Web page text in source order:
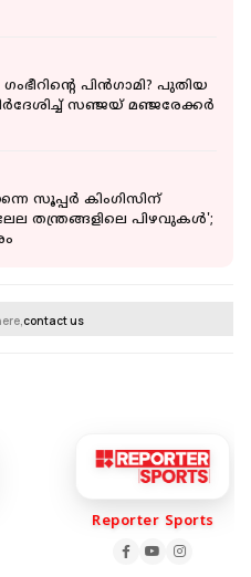
പിൻഗാമി? പുതിയ
സഞ്ജയ് മഞ്ജരേക്കര്‍
സൂപ്പര്‍ കിംഗിസിന്
തന്ത്രങ്ങളിലെ പിഴവുകൾ';
contact us
Reporter Sports